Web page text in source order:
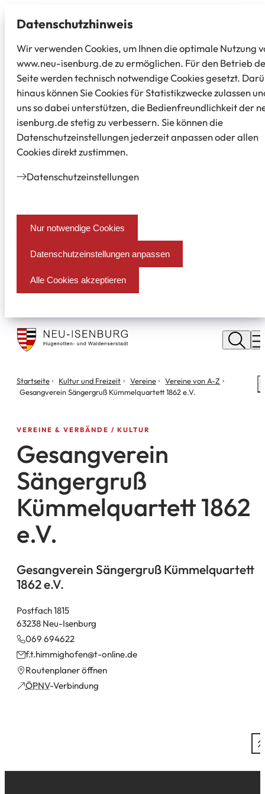
Datenschutz­hinweis
Wir verwenden Cookies, um Ihnen die optimale Nutzung
www.neu-isenburg.de zu ermöglichen. Für den Betrieb
Seite werden technisch notwendige Cookies gesetzt.
hinaus können Sie Cookies für Statistikzwecke zulassen
uns so dabei unterstützen, die Bedienfreundlichkeit der
isenburg.de stetig zu verbessern. Sie können die
Datenschutzeinstellungen jederzeit anpassen oder allen
Cookies direkt zustimmen.
Datenschutz­einstellungen
Nur notwendige Cookies
Datenschutzeinstellungen anpassen
Alle Cookies akzeptieren
Stadt
Neu
Isenburg
Sie
befinden
Startseite Kultur und Freizeit Vereine
Vereine von A-Z
Gesangverein Sängergruß Kümmelquartett 1862 e.V.
VEREINE & VERBÄNDE KULTUR
Gesangverein
Sängergruß
Kümmelquartett 1862
e.V.
Gesangverein Sängergruß Kümmelquartett
1862 e.V.
Postfach 1815
63238 Neu-Isenburg
069 694622
f.t.himmighofen t-online de
Routenplaner öffnen
(Öffnet
in ÖPNV-Verbindung
(Öffnet